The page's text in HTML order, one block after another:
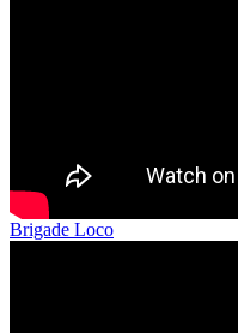
Brigade Loco